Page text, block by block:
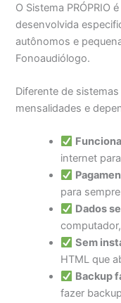
O Sistema PRÓPRIO
desenvolvida
autônomos e
Fonoaudiólogo.
Diferente de
mensalidades e
internet
para sempre
Dados
Sem
HTML que
Backup
fazer backup